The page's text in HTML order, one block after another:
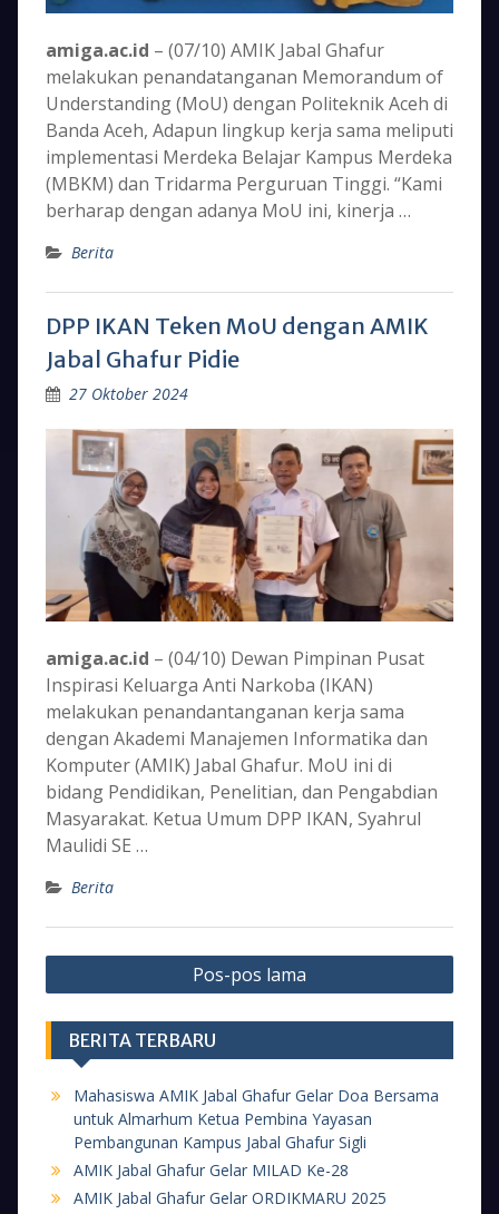
amiga.ac.id – (07/10) AMIK Jabal Ghafur
melakukan penandatanganan Memorandum of
Understanding (MoU) dengan Politeknik Aceh di
Banda Aceh, Adapun lingkup kerja sama meliputi
implementasi Merdeka Belajar Kampus Merdeka
(MBKM) dan Tridarma Perguruan Tinggi. “Kami
berharap dengan adanya MoU ini, kinerja …
Berita
DPP IKAN Teken MoU dengan AMIK
Jabal Ghafur Pidie
27 Oktober 2024
amiga.ac.id – (04/10) Dewan Pimpinan Pusat
Inspirasi Keluarga Anti Narkoba (IKAN)
melakukan penandantanganan kerja sama
dengan Akademi Manajemen Informatika dan
Komputer (AMIK) Jabal Ghafur. MoU ini di
bidang Pendidikan, Penelitian, dan Pengabdian
Masyarakat. Ketua Umum DPP IKAN, Syahrul
Maulidi SE …
Berita
Navigasi
pos
Pos-pos lama
BERITA TERBARU
Mahasiswa AMIK Jabal Ghafur Gelar Doa Bersama
untuk Almarhum Ketua Pembina Yayasan
Pembangunan Kampus Jabal Ghafur Sigli
AMIK Jabal Ghafur Gelar MILAD Ke-28
AMIK Jabal Ghafur Gelar ORDIKMARU 2025